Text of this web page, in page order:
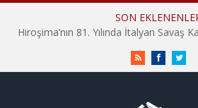
SON
RSS Facebook